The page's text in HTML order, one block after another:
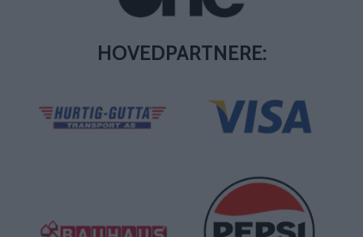
HOVEDPARTNERE: